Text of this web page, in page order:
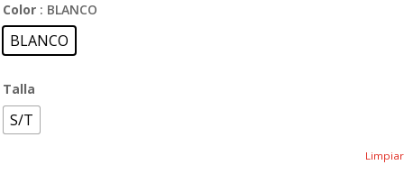
Color : BLANCO
BLANCO
Talla
S/T
Limpiar